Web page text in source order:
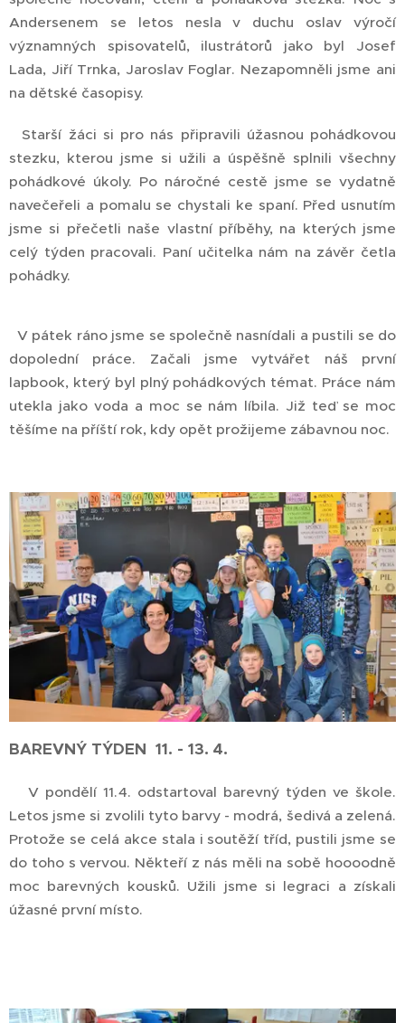
Andersenem se letos nesla v duchu oslav výročí
významných spisovatelů, ilustrátorů jako byl Josef
Lada, Jiří Trnka, Jaroslav Foglar. Nezapomněli jsme ani
na dětské časopisy.
Starší žáci si pro nás připravili úžasnou pohádkovou
stezku, kterou jsme si užili a úspěšně splnili všechny
pohádkové úkoly. Po náročné cestě jsme se vydatně
navečeřeli a pomalu se chystali ke spaní. Před usnutím
jsme si přečetli naše vlastní příběhy, na kterých jsme
celý týden pracovali. Paní učitelka nám na závěr četla
pohádky.
V pátek ráno jsme se společně nasnídali a pustili se do
dopolední práce. Začali jsme vytvářet náš první
lapbook, který byl plný pohádkových témat. Práce nám
utekla jako voda a moc se nám líbila. Již teď se moc
těšíme na příští rok, kdy opět prožijeme zábavnou noc.
BAREVNÝ TÝDEN 11. - 13. 4.
V pondělí 11.4. odstartoval barevný týden ve škole.
Letos jsme si zvolili tyto barvy - modrá, šedivá a zelená.
Protože se celá akce stala i soutěží tříd, pustili jsme se
do toho s vervou. Někteří z nás měli na sobě hoooodně
moc barevných kousků. Užili jsme si legraci a získali
úžasné první místo.